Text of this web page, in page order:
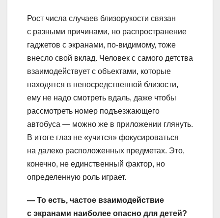
Рост числа случаев близорукости связан
с разными причинами, но распространение
гаджетов с экранами, по-видимому, тоже
внесло свой вклад. Человек с самого детства
взаимодействует с объектами, которые
находятся в непосредственной близости,
ему не надо смотреть вдаль, даже чтобы
рассмотреть номер подъезжающего
автобуса — можно же в приложении глянуть.
В итоге глаз не «учится» фокусироваться
на далеко расположенных предметах. Это,
конечно, не единственный фактор, но
определенную роль играет.
— То есть, частое взаимодействие
с экранами наиболее опасно для детей?